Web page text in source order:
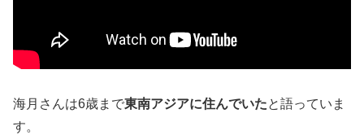
海月さんは6歳まで東南アジアに住んでいたと語っていま
す。